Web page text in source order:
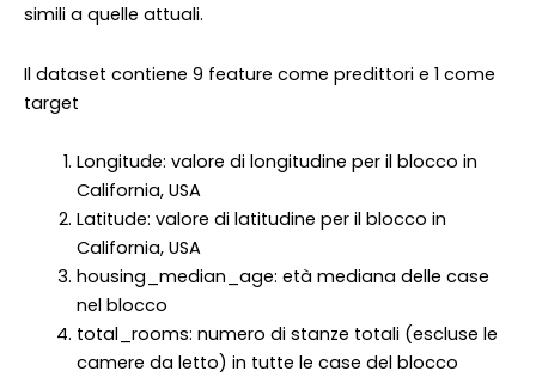
simili a quelle attuali.
Il dataset contiene 9 feature come predittori e 1 come
target
Longitude: valore di longitudine per il blocco in
California, USA
Latitude: valore di latitudine per il blocco in
California, USA
housing_median_age: età mediana delle case
nel blocco
total_rooms: numero di stanze totali (escluse le
camere da letto) in tutte le case del blocco